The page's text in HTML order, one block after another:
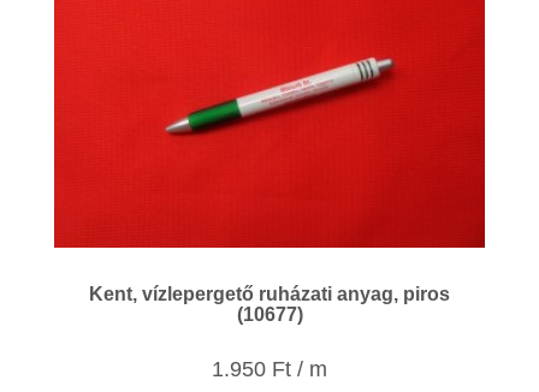
Kent, vízlepergető ruházati anyag, piros
(10677)
1.950 Ft / m